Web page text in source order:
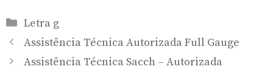
Categorias
Letra g
Assistência Técnica Autorizada Full Gauge
Assistência Técnica Sacch – Autorizada